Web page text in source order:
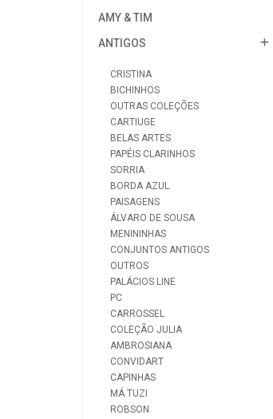
AMY & TIM
ANTIGOS
CRISTINA
BICHINHOS
OUTRAS COLEÇÕES
CARTIUGE
BELAS ARTES
PAPÉIS CLARINHOS
SORRIA
BORDA AZUL
PAISAGENS
ÁLVARO DE SOUSA
MENININHAS
CONJUNTOS ANTIGOS
OUTROS
PALÁCIOS LINE
PC
CARROSSEL
COLEÇÃO JULIA
AMBROSIANA
CONVIDART
CAPINHAS
MÁ TUZI
ROBSON